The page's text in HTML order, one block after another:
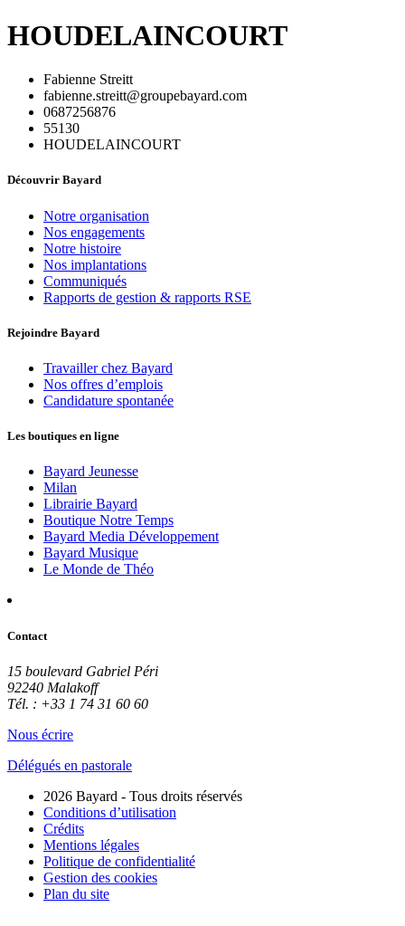
HOUDELAINCOURT
Fabienne Streitt
fabienne.streitt@groupebayard.com
0687256876
55130
HOUDELAINCOURT
Découvrir Bayard
Notre organisation
Nos engagements
Notre histoire
Nos implantations
Communiqués
Rapports de gestion & rapports RSE
Rejoindre Bayard
Travailler chez Bayard
Nos offres d’emplois
Candidature spontanée
Les boutiques en ligne
Bayard Jeunesse
Milan
Librairie Bayard
Boutique Notre Temps
Bayard Media Développement
Bayard Musique
Le Monde de Théo
Contact
15 boulevard Gabriel Péri
92240 Malakoff
Tél. : +33 1 74 31 60 60
Nous écrire
Délégués en pastorale
2026 Bayard - Tous droits réservés
Conditions d’utilisation
Crédits
Mentions légales
Politique de confidentialité
Gestion des cookies
Plan du site